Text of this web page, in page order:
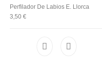
Perfilador De Labios E. Llorca
3,50€